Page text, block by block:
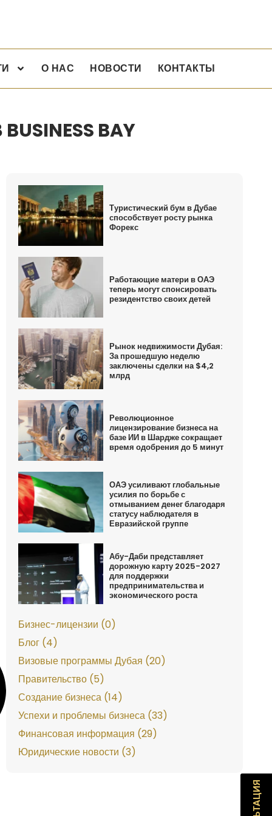
О НАС НОВОСТИ КОНТАКТЫ
BAY
Туристический бум в Дубае
способствует росту рынка
Форекс
Работающие матери в ОАЭ
теперь могут спонсировать
резидентство своих детей
Рынок недвижимости Дубая:
За прошедшую неделю
заключены сделки на $4,2
млрд
Революционное
лицензирование бизнеса на
базе ИИ в Шардже сокращает
время одобрения до 5 минут
ОАЭ усиливают глобальные
усилия по борьбе с
отмыванием денег благодаря
статусу наблюдателя в
Евразийской группе
Абу-Даби представляет
дорожную карту 2025-2027
для поддержки
предпринимательства и
экономического роста
Бизнес-лицензии (0)
Блог (4)
Визовые программы Дубая (20)
Правительство (5)
Создание бизнеса (14)
Успехи и проблемы бизнеса (33)
Финансовая информация (29)
Юридические новости (3)